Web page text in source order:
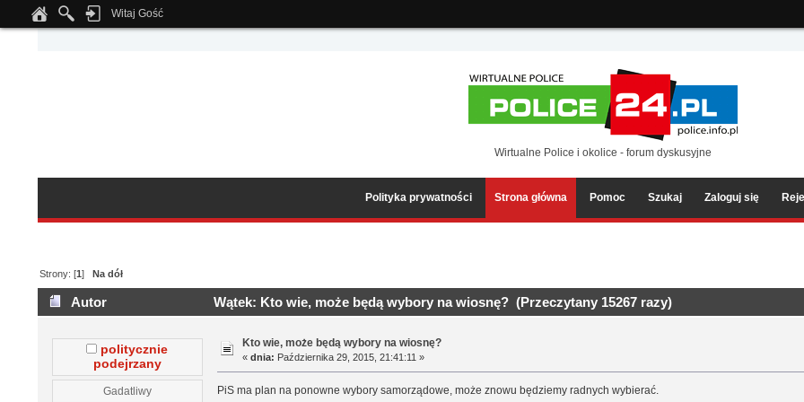
Notice: Undefined index: tapatalk_body_hook in
Witaj Gość
Wirtualne Police i okolice - forum dyskusyjne
Polityka prywatności Strona główna Pomoc Szukaj Zaloguj się
Strony: [1]Na dół
Autor Wątek: Kto wie, może będą wybory na wiosnę? (Przeczytany 15267 razy)
politycznie
podejrzany
Gadatliwy
Kto wie, może będą wybory na wiosnę?
«dnia: Października 29, 2015, 21:41:11 »
PiS ma plan na ponowne wybory samorządowe, może znowu będziemy radnych wybierać.